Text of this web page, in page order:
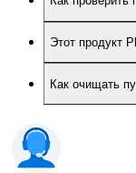
Этот продукт
Как очищать